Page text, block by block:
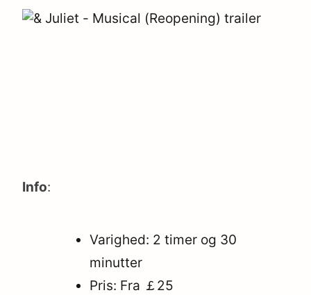
Info:
Varighed: 2 timer og 30
minutter
Pris: Fra ￡25